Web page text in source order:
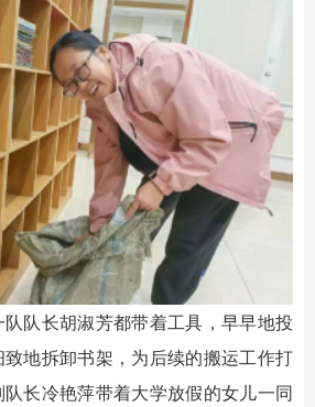
队长胡淑芳都带着工具，早早地投
地拆卸书架，为后续的搬运工作打
长冷艳萍带着大学放假的女儿一同